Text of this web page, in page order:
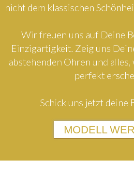
nicht dem klassischen
Wir freuen uns auf Deine
Einzigartigkeit. Zeig uns
abstehenden Ohren und
perfekt
Schick uns jetzt deine
MODELL